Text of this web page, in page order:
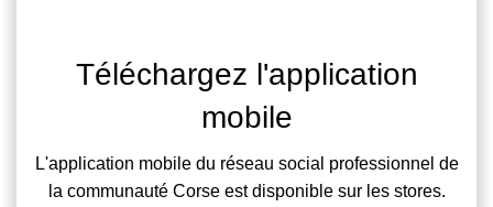
Téléchargez l'application
mobile
L'application mobile du réseau social professionnel de
la communauté Corse est disponible sur les stores.